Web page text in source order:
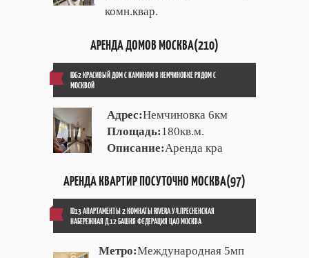
комн.квар.
АРЕНДА ДОМОВ МОСКВА(210)
ID62 КРАСИВЫЙ ДОМ С КАМИНОМ В НЕМЧИНОВКЕ РЯДОМ С
МОСКВОЙ
Адрес:Немчиновка 6км
Площадь:180кв.м.
Описание:Аренда кра
АРЕНДА КВАРТИР ПОСУТОЧНО МОСКВА(97)
ID13 АПАРТАМЕНТЫ 2 КОМНАТЫ RIVERA УЛ.ПРЕСНЕНСКАЯ
НАБЕРЕЖНАЯ Д.12 БАШНЯ ФЕДЕРАЦИЯ ЦАО МОСКВА
Метро:Международная 5мп